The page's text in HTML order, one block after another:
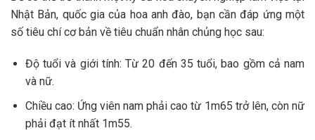
Nhật Bản, quốc gia của hoa anh đào, bạn cần đáp ứng một
số tiêu chí cơ bản về tiêu chuẩn nhân chủng học sau:
Độ tuổi và giới tính: Từ 20 đến 35 tuổi, bao gồm cả nam
và nữ.
Chiều cao: Ứng viên nam phải cao từ 1m65 trở lên, còn nữ
phải đạt ít nhất 1m55.